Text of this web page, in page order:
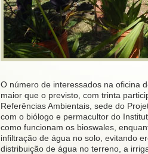
O número de interessados na oficina
maior que o previsto, com trinta
Referências Ambientais, sede do
com o biólogo e permacultor do
como funcionam os bioswales,
infiltração de água no solo, evitando
distribuição de água no terreno, a